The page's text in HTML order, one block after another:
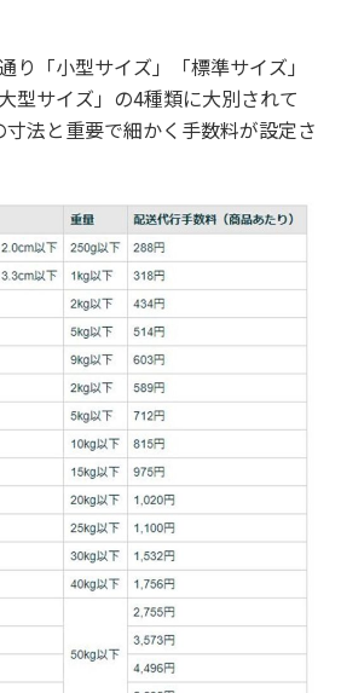
り「小型サイズ」「標準サイズ」
型サイズ」の4種類に大別されて
法と重要で細かく手数料が設定さ